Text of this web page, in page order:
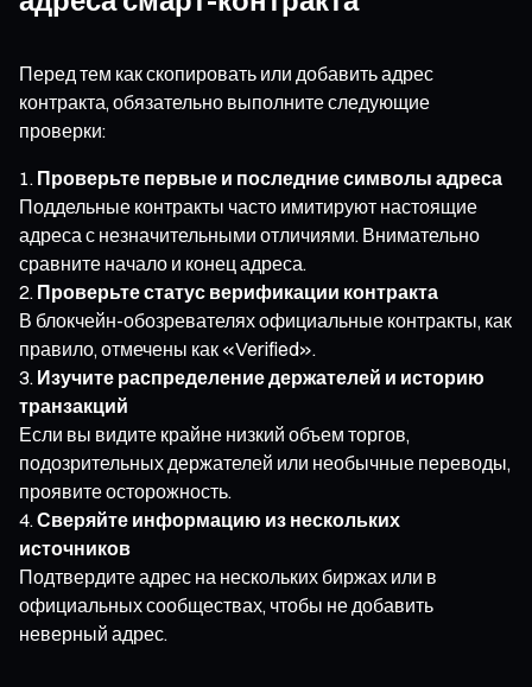
Перед тем как скопировать или добавить адрес
контракта, обязательно выполните следующие
проверки:
Проверьте первые и последние символы адреса
Поддельные контракты часто имитируют настоящие
адреса с незначительными отличиями. Внимательно
сравните начало и конец адреса.
Проверьте статус верификации контракта
В блокчейн-обозревателях официальные контракты, как
правило, отмечены как «Verified».
Изучите распределение держателей и историю
транзакций
Если вы видите крайне низкий объем торгов,
подозрительных держателей или необычные переводы,
проявите осторожность.
Сверяйте информацию из нескольких
источников
Подтвердите адрес на нескольких биржах или в
официальных сообществах, чтобы не добавить
неверный адрес.